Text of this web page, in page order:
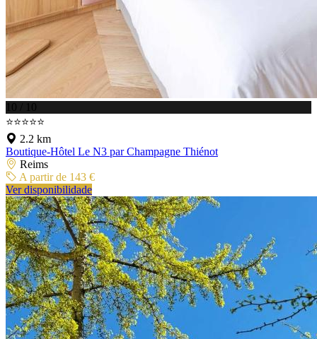
10 / 10
⭐⭐⭐⭐⭐
2.2 km
Boutique-Hôtel Le N3 par Champagne Thiénot
Reims
A partir de 143 €
Ver disponibilidade